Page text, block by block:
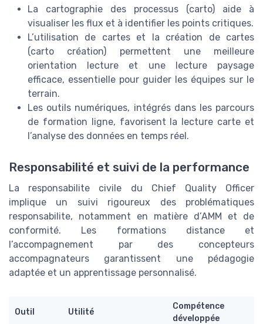
La cartographie des processus (carto) aide à
visualiser les flux et à identifier les points critiques.
L’utilisation de cartes et la création de cartes
(carto création) permettent une meilleure
orientation lecture et une lecture paysage
efficace, essentielle pour guider les équipes sur le
terrain.
Les outils numériques, intégrés dans les parcours
de formation ligne, favorisent la lecture carte et
l’analyse des données en temps réel.
Responsabilité et suivi de la performance
La responsabilite civile du Chief Quality Officer
implique un suivi rigoureux des problématiques
responsabilite, notamment en matière d’AMM et de
conformité. Les formations distance et
l’accompagnement par des concepteurs
accompagnateurs garantissent une pédagogie
adaptée et un apprentissage personnalisé.
Outil Utilité
Compétence
développée